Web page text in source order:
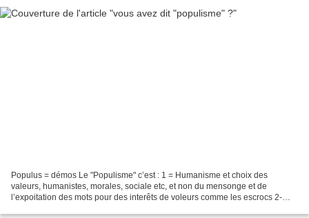
Populus = démos Le "Populisme" c’est : 1 = Humanisme et choix des
valeurs, humanistes, morales, sociale etc, et non du mensonge et de
l’expoitation des mots pour des interêts de voleurs comme les escrocs 2-